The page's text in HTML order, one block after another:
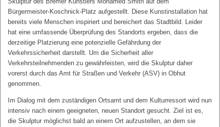
Bürgermeister-Koschnick-Platz aufgestellt. Diese Kunstinstallation hat
bereits viele Menschen inspiriert und bereichert das Stadtbild. Leider
hat eine umfassende Überprüfung des Standorts ergeben, dass die
derzeitige Platzierung eine potenzielle Gefährdung der
Verkehrssicherheit darstellt. Um die Sicherheit aller
Verkehrsteilnehmenden zu gewährleisten, wird die Skulptur daher
vorerst durch das Amt für Straßen und Verkehr (ASV) in Obhut
genommen.
Im Dialog mit dem zuständigen Ortsamt und dem Kulturressort wird nun
intensiv nach einem geeigneten, neuen Standort gesucht. Ziel ist es,
die Skulptur möglichst bald an einem Ort aufzustellen, an dem sie